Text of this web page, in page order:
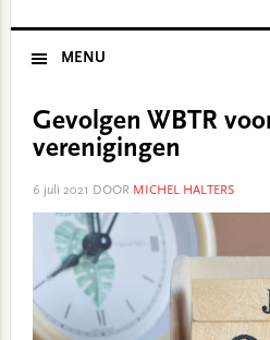
MENU
Gevolgen WBTR
verenigingen
6 juli 2021 DOOR MICHEL HALTERS